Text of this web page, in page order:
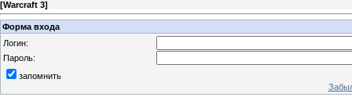
[Warcraft 3]
Форма входа
Логин:
Пароль:
запомнить